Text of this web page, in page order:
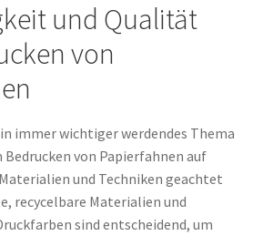
und Qualität
von
immer wichtiger werdendes Thema
von Papierfahnen auf
und Techniken geachtet
recycelbare Materialien und
sind entscheidend, um